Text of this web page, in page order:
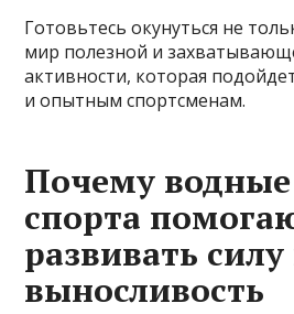
Готовьтесь окунуться не
мир полезной и
активности, которая
и опытным спортсменам.
Почему
спорта
развивать силу
выносливость